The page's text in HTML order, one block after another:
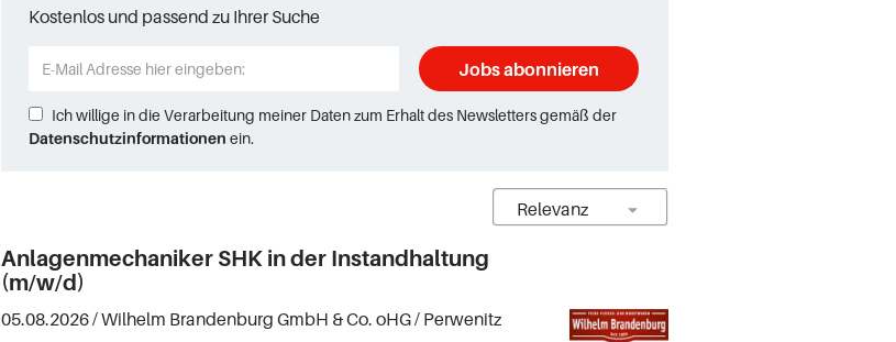
Kostenlos und passend zu Ihrer Suche
Jobs abonnieren
Ich willige in die Verarbeitung meiner Daten zum Erhalt des Newsletters gemäß der
Datenschutzinformationen ein.
Anlagenmechaniker SHK in der Instandhaltung
(m/w/d)
05.08.2026 /Wilhelm Brandenburg GmbH & Co. oHG/ Perwenitz